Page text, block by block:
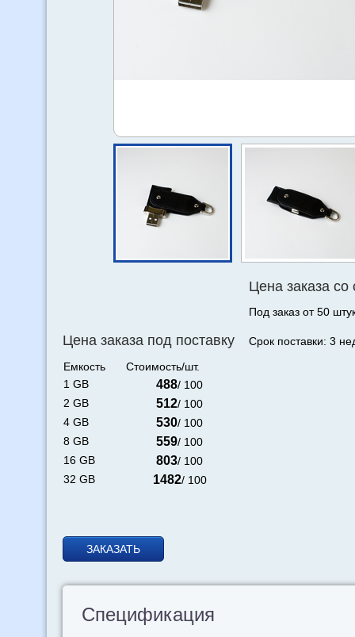
Цена заказа под поставку
Емкость
Стоимость/шт.
1 GB
488/ 100
2 GB
512/ 100
4 GB
530/ 100
8 GB
559/ 100
16 GB
803/ 100
32 GB
1482/ 100
Цена заказа со
Под заказ от 50
Срок поставки: 3
ЗАКАЗАТЬ
Спецификация